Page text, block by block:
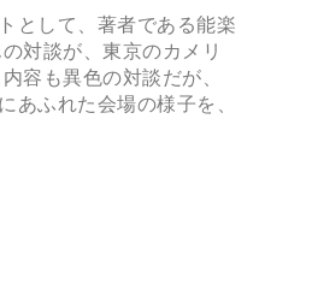
として、著者である能楽
対談が、東京のカメリ
容も異色の対談だが、
あふれた会場の様子を、